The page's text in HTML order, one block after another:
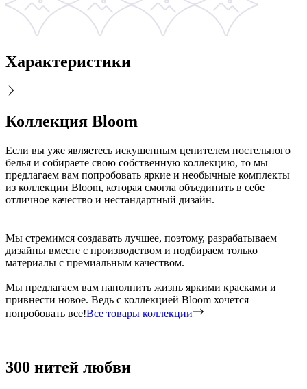
Характеристики
Коллекция Bloom
Если вы уже являетесь искушенным ценителем постельного
белья и собираете свою собственную коллекцию, то мы
предлагаем вам попробовать яркие и необычные комплекты
из коллекции Bloom, которая смогла объединить в себе
отличное качество и нестандартный дизайн.
Мы стремимся создавать лучшее, поэтому, разрабатываем
дизайны вместе с производством и подбираем только
материалы с премиальным качеством.
Мы предлагаем вам наполнить жизнь яркими красками и
привнести новое. Ведь с коллекцией Bloom хочется
попробовать все!Все товары коллекции
300 нитей любви